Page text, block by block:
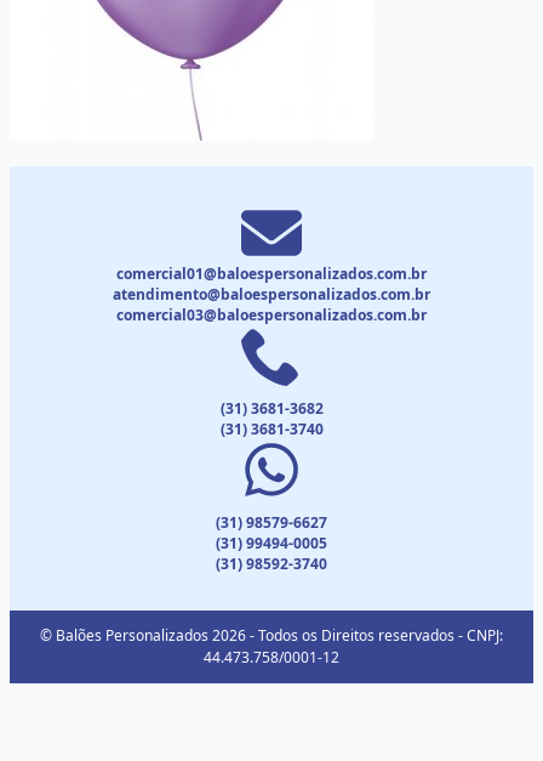
comercial01@baloespersonalizados.com.br
atendimento@baloespersonalizados.com.br
comercial03@baloespersonalizados.com.br
(31) 3681-3682
(31) 3681-3740
(31) 98579-6627
(31) 99494-0005
(31) 98592-3740
© Balões Personalizados 2026 - Todos os Direitos reservados - CNPJ:
44.473.758/0001-12